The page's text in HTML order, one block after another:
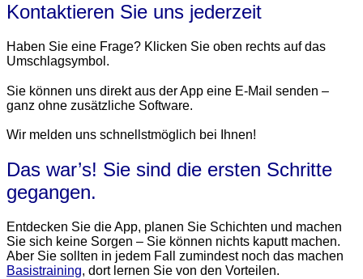
Kontaktieren Sie uns jederzeit
Haben Sie eine Frage? Klicken Sie oben rechts auf das
Umschlagsymbol.
Sie können uns direkt aus der App eine E-Mail senden –
ganz ohne zusätzliche Software.
Wir melden uns schnellstmöglich bei Ihnen!
Das war’s! Sie sind die ersten Schritte
gegangen.
Entdecken Sie die App, planen Sie Schichten und machen
Sie sich keine Sorgen – Sie können nichts kaputt machen.
Aber Sie sollten in jedem Fall zumindest noch das machen
Basistraining, dort lernen Sie von den Vorteilen.